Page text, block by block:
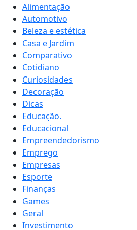
Alimentação
Automotivo
Beleza e estética
Casa e Jardim
Comparativo
Cotidiano
Curiosidades
Decoração
Dicas
Educação.
Educacional
Empreendedorismo
Emprego
Empresas
Esporte
Finanças
Games
Geral
Investimento